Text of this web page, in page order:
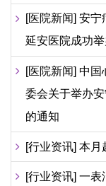
[医院新闻] 安
延安医院成功
[医院新闻] 中
委会关于举办
的通知
[行业资讯] 本
[行业资讯] 一